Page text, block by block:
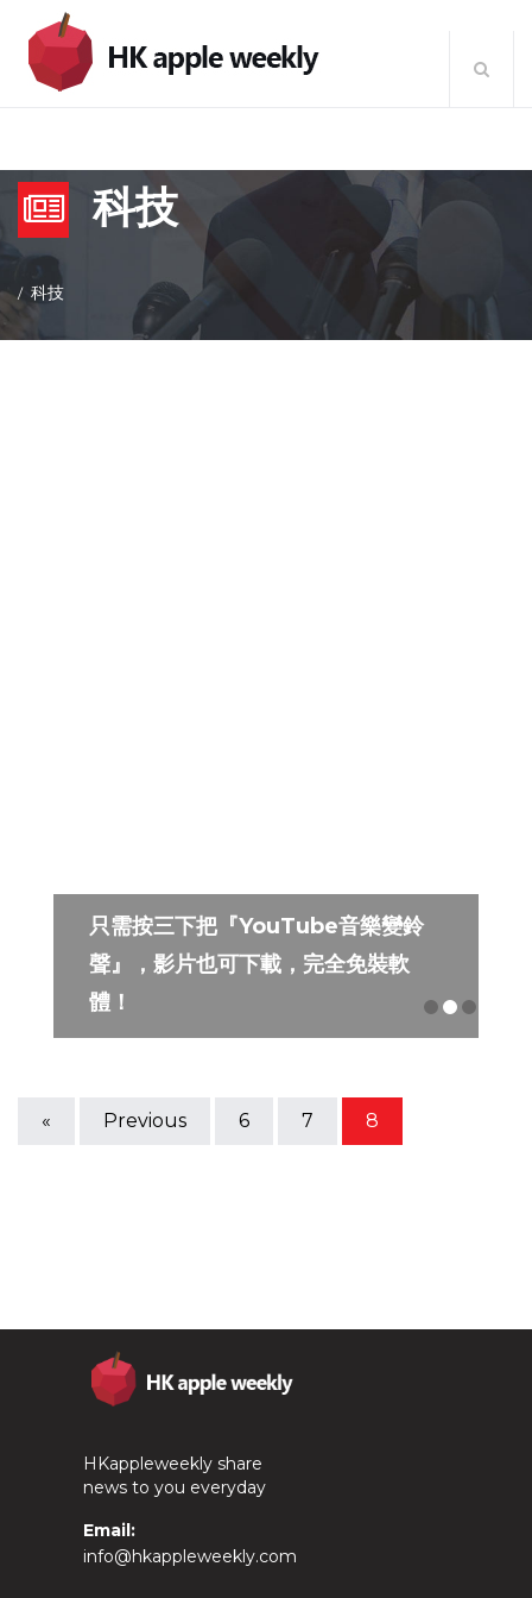
科技
科技
只需按三下把『YouTube音樂變鈴
聲』，影片也可下載，完全免裝軟
體！
« Previous 6 7 8
HKappleweekly share
news to you everyday
Email:
info@hkappleweekly.com